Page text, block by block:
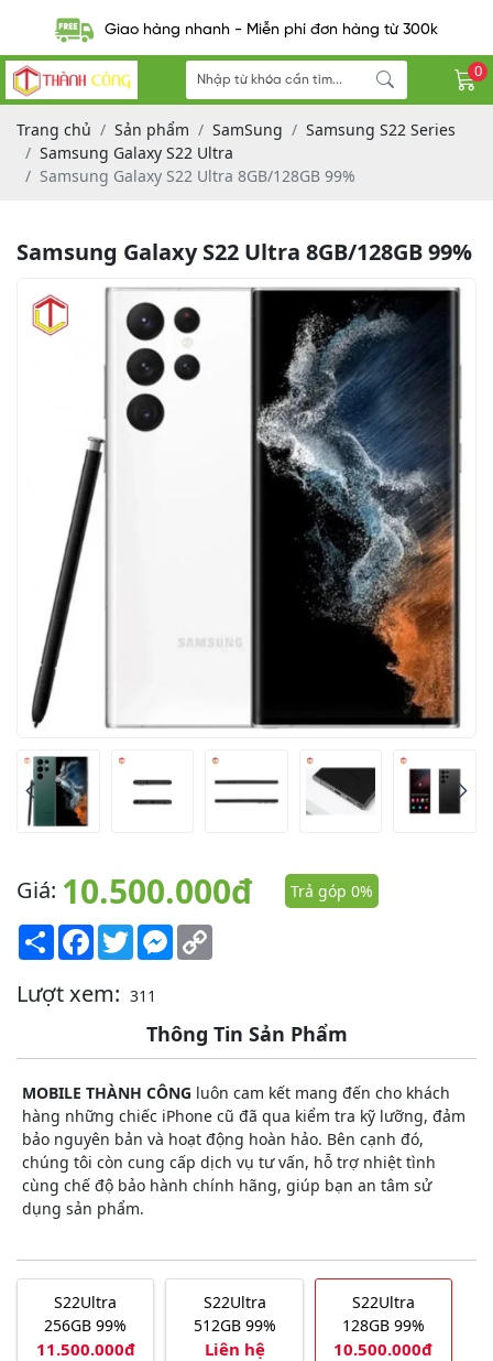
Giao hàng nhanh - Miễn phí đơn hàng từ 300k
0
Trang chủ Sản phẩm SamSung
Samsung S22 Series
Samsung Galaxy S22 Ultra
Samsung Galaxy S22 Ultra 8GB/128GB 99%
Samsung Galaxy S22 Ultra 8GB/128GB 99%
Giá: 10.500.000đ
Trả góp 0%
Share Facebook
TwitterMessenger
Lượt xem: 311
Thông Tin Sản Phẩm
MOBILE THÀNH CÔNG luôn cam kết mang đến cho khách
hàng những chiếc iPhone cũ đã qua kiểm tra kỹ lưỡng, đảm
bảo nguyên bản và hoạt động hoàn hảo. Bên cạnh đó,
chúng tôi còn cung cấp dịch vụ tư vấn, hỗ trợ nhiệt tình
cùng chế độ bảo hành chính hãng, giúp bạn an tâm sử
dụng sản phẩm.
S22Ultra
256GB 99%
11.500.000đ
S22Ultra
512GB 99%
Liên hệ
S22Ultra
128GB 99%
10.500.000đ